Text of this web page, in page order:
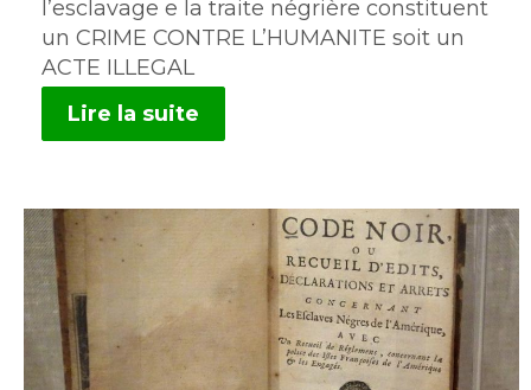
l’esclavage e la traite négrière constituent
un CRIME CONTRE L’HUMANITE soit un
ACTE ILLEGAL
Lire la suite